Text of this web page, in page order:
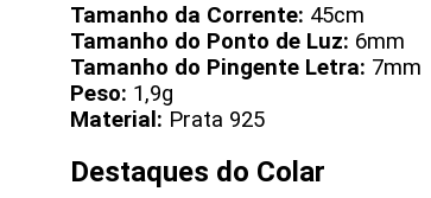
Tamanho da Corrente: 45cm
Tamanho do Ponto de Luz: 6mm
Tamanho do Pingente Letra: 7mm
Peso: 1,9g
Material: Prata 925
Destaques do Colar